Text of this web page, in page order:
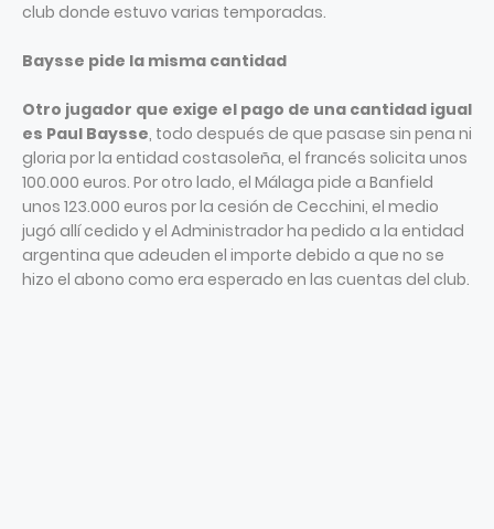
club donde estuvo varias temporadas.
Baysse pide la misma cantidad
Otro jugador que exige el pago de una cantidad igual
es Paul Baysse, todo después de que pasase sin pena ni
gloria por la entidad costasoleña, el francés solicita unos
100.000 euros. Por otro lado, el Málaga pide a Banfield
unos 123.000 euros por la cesión de Cecchini, el medio
jugó allí cedido y el Administrador ha pedido a la entidad
argentina que adeuden el importe debido a que no se
hizo el abono como era esperado en las cuentas del club.